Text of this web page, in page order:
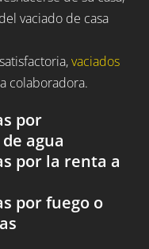
vaciado de casa
vaciados
colaboradora.
por
agua
por la renta a
por fuego o